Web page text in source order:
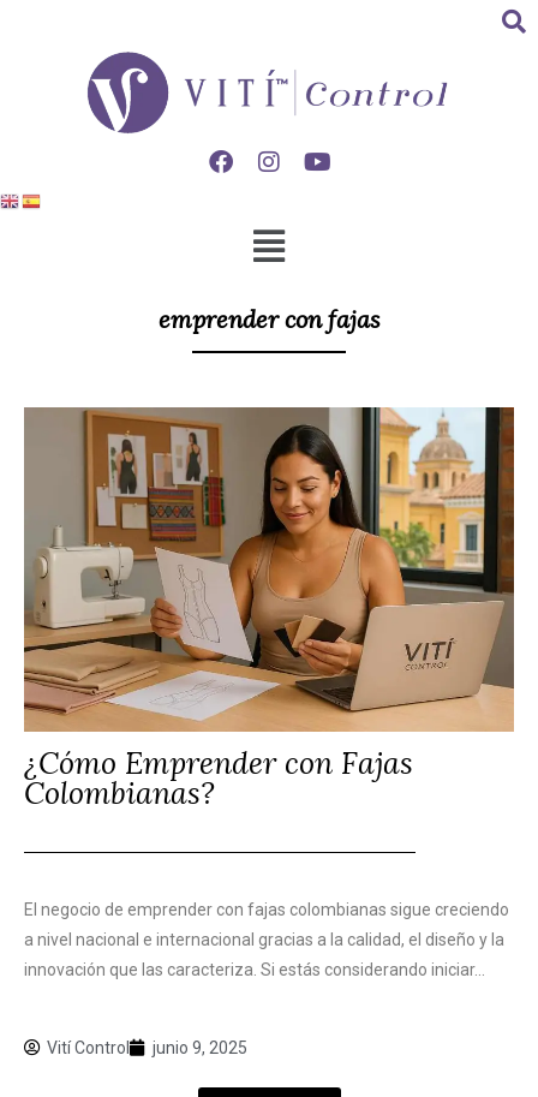
emprender con fajas
¿Cómo Emprender con Fajas
Colombianas?
El negocio de emprender con fajas colombianas sigue creciendo
a nivel nacional e internacional gracias a la calidad, el diseño y la
innovación que las caracteriza. Si estás considerando iniciar...
Vití Control junio 9, 2025